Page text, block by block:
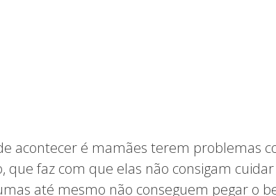
acontecer é mamães terem problemas
que faz com que elas não consigam
até mesmo não conseguem pegar o